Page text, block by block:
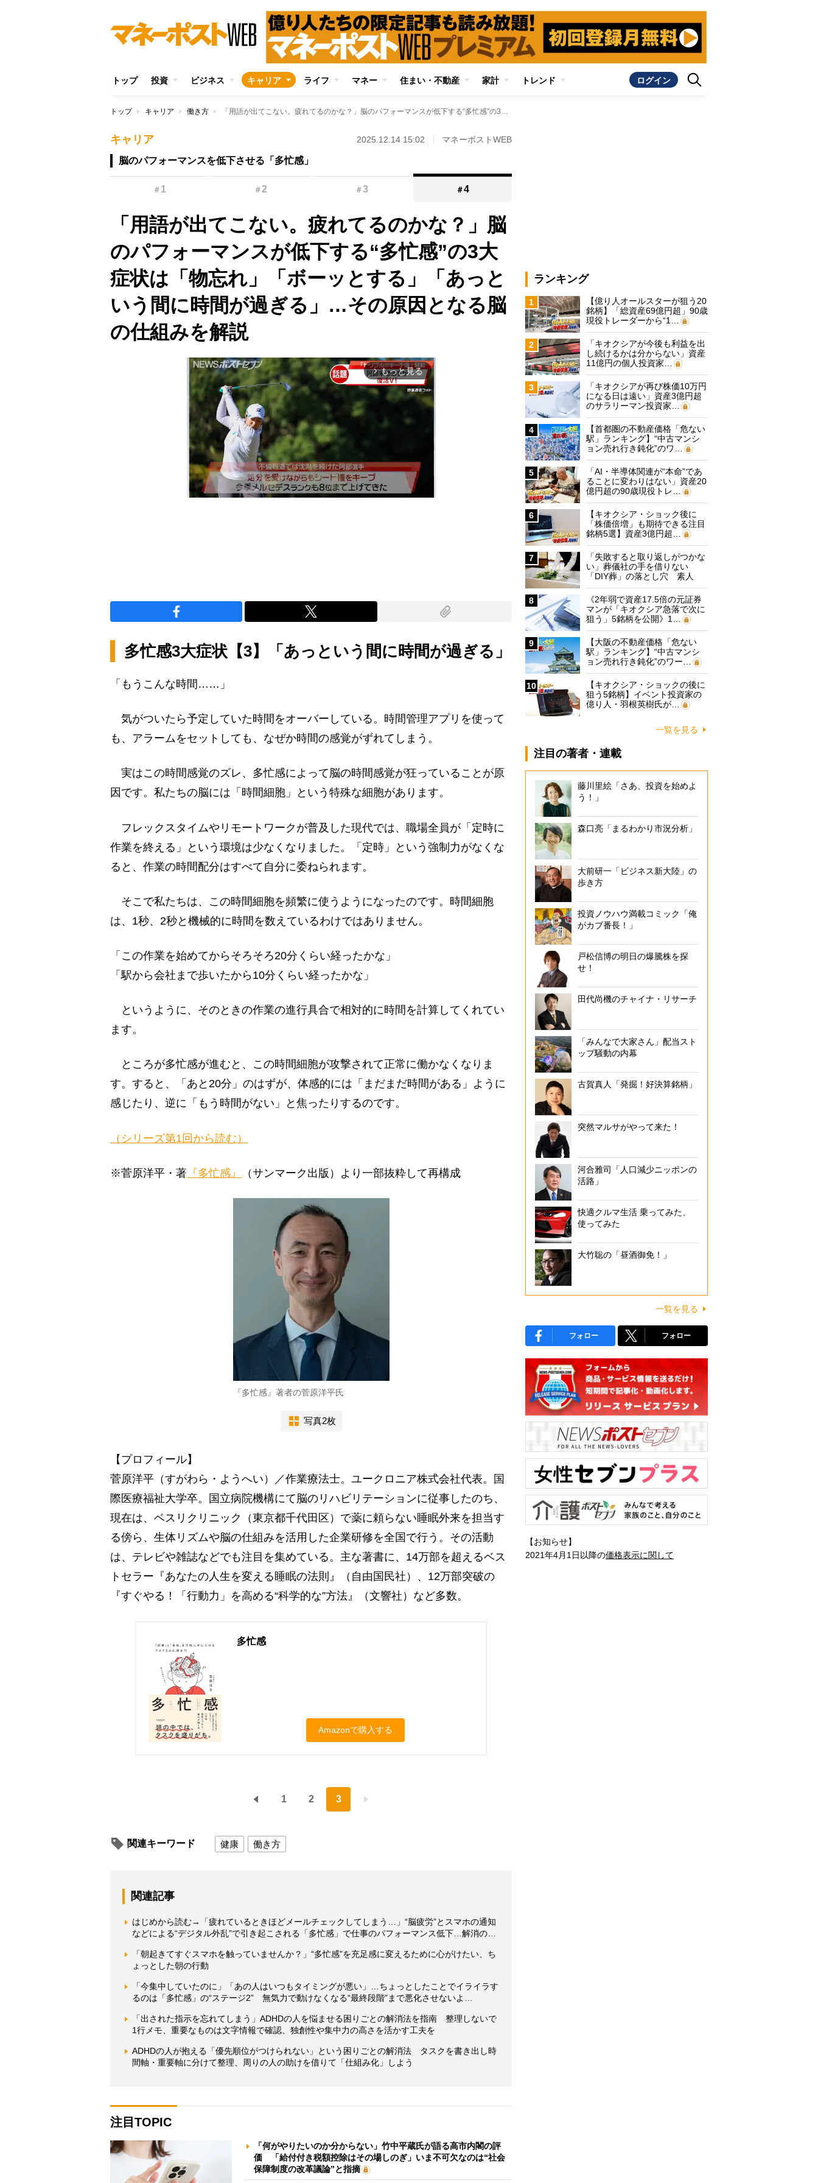
トップ 投資 ビジネス キャリア ライフ マネー 住まい・不動産 家計 トレンド ログイン
トップ キャリア 働き方 「用語が出てこない。疲れてるのかな？」脳のパフォーマンスが低下する“多忙感”の3大症状は「物忘れ」「ボーッとする」「あっという間に時間が過ぎる」…その原因となる脳の仕組みを解説
キャリア 2025.12.14 15:02 マネーポストWEB
脳のパフォーマンスを低下させる「多忙感」
＃ 1 ＃2 ＃3 ＃4
「用語が出てこない。疲れてるのかな？」脳
のパフォーマンスが低下する“多忙感”の3大
症状は「物忘れ」「ボーッとする」「あっと
いう間に時間が過ぎる」…その原因となる脳
の仕組みを解説
arrow_forward_ios もっと見る
多忙感3大症状【3】「あっという間に時間が過ぎる」
「もうこんな時間……」
気がついたら予定していた時間をオーバーしている。時間管理アプリを使って
も、アラームをセットしても、なぜか時間の感覚がずれてしまう。
実はこの時間感覚のズレ、多忙感によって脳の時間感覚が狂っていることが原
因です。私たちの脳には「時間細胞」という特殊な細胞があります。
フレックスタイムやリモートワークが普及した現代では、職場全員が「定時に
作業を終える」という環境は少なくなりました。「定時」という強制力がなくな
ると、作業の時間配分はすべて自分に委ねられます。
そこで私たちは、この時間細胞を頻繁に使うようになったのです。時間細胞
は、1秒、2秒と機械的に時間を数えているわけではありません。
「この作業を始めてからそろそろ20分くらい経ったかな」
「駅から会社まで歩いたから10分くらい経ったかな」
というように、そのときの作業の進行具合で相対的に時間を計算してくれてい
ます。
ところが多忙感が進むと、この時間細胞が攻撃されて正常に働かなくなりま
す。すると、「あと20分」のはずが、体感的には「まだまだ時間がある」ように
感じたり、逆に「もう時間がない」と焦ったりするのです。
（シリーズ第1回から読む）
※菅原洋平・著 『多忙感』 （サンマーク出版）より一部抜粋して再構成
『多忙感』著者の菅原洋平氏
写真2枚
【プロフィール】
菅原洋平（すがわら・ようへい）／作業療法士。ユークロニア株式会社代表。国
際医療福祉大学卒。国立病院機構にて脳のリハビリテーションに従事したのち、
現在は、ベスリクリニック（東京都千代田区）で薬に頼らない睡眠外来を担当す
る傍ら、生体リズムや脳の仕組みを活用した企業研修を全国で行う。その活動
は、テレビや雑誌などでも注目を集めている。主な著書に、14万部を超えるベス
トセラー『あなたの人生を変える睡眠の法則』（自由国民社）、12万部突破の
『すぐやる！「行動力」を高める“科学的な”方法』（文響社）など多数。
多忙感
Amazonで購入する
1 2 3
関連キーワード 健康 働き方
関連記事
はじめから読む→「疲れているときほどメールチェックしてしまう…」“脳疲労”とスマホの通知
などによる“デジタル外乱”で引き起こされる「多忙感」で仕事のパフォーマンス低下…解消の…
「朝起きてすぐスマホを触っていませんか？」“多忙感”を充足感に変えるために心がけたい、ち
ょっとした朝の行動
「今集中していたのに」「あの人はいつもタイミングが悪い」…ちょっとしたことでイライラす
るのは「多忙感」の“ステージ2” 無気力で動けなくなる“最終段階”まで悪化させないよ…
「出された指示を忘れてしまう」ADHDの人を悩ませる困りごとの解消法を指南 整理しないで
1行メモ、重要なものは文字情報で確認、独創性や集中力の高さを活かす工夫を
ADHDの人が抱える「優先順位がつけられない」という困りごとの解消法 タスクを書き出し時
間軸・重要軸に分けて整理、周りの人の助けを借りて「仕組み化」しよう
注目TOPIC
「何がやりたいのか分からない」竹中平蔵氏が語る高市内閣の評
価 「給付付き税額控除はその場しのぎ」いま不可欠なのは“社会
保障制度の改革議論”と指摘
ランキング
1
【億り人オールスターが狙う20
銘柄】「総資産69億円超」90歳
現役トレーダーから“1…
2
「キオクシアが今後も利益を出
し続けるかは分からない」資産
11億円の個人投資家…
3
「キオクシアが再び株価10万円
になる日は遠い」資産3億円超
のサラリーマン投資家…
4
【首都圏の不動産価格「危ない
駅」ランキング】“中古マンシ
ョン売れ行き鈍化”のワ…
5
「AI・半導体関連が“本命”であ
ることに変わりはない」資産20
億円超の90歳現役トレ…
6
【キオクシア・ショック後に
「株価倍増」も期待できる注目
銘柄5選】資産3億円超…
7
「失敗すると取り返しがつかな
い」葬儀社の手を借りない
「DIY葬」の落とし穴 素人
に…
8
《2年弱で資産17.5倍の元証券
マンが「キオクシア急落で次に
狙う」5銘柄を公開》1…
9
【大阪の不動産価格「危ない
駅」ランキング】“中古マンシ
ョン売れ行き鈍化”のワー…
10
【キオクシア・ショックの後に
狙う5銘柄】イベント投資家の
億り人・羽根英樹氏が…
一覧を見る
注目の著者・連載
藤川里絵「さあ、投資を始めよ
う！」
森口亮「まるわかり市況分析」
大前研一「ビジネス新大陸」の
歩き方
投資ノウハウ満載コミック「俺
がカブ番長！」
戸松信博の明日の爆騰株を探
せ！
田代尚機のチャイナ・リサーチ
「みんなで大家さん」配当スト
ップ騒動の内幕
古賀真人「発掘！好決算銘柄」
突然マルサがやって来た！
河合雅司「人口減少ニッポンの
活路」
快適クルマ生活 乗ってみた、
使ってみた
大竹聡の「昼酒御免！」
一覧を見る
フォロー フォロー
【お知らせ】
2021年4月1日以降の価格表示に関して